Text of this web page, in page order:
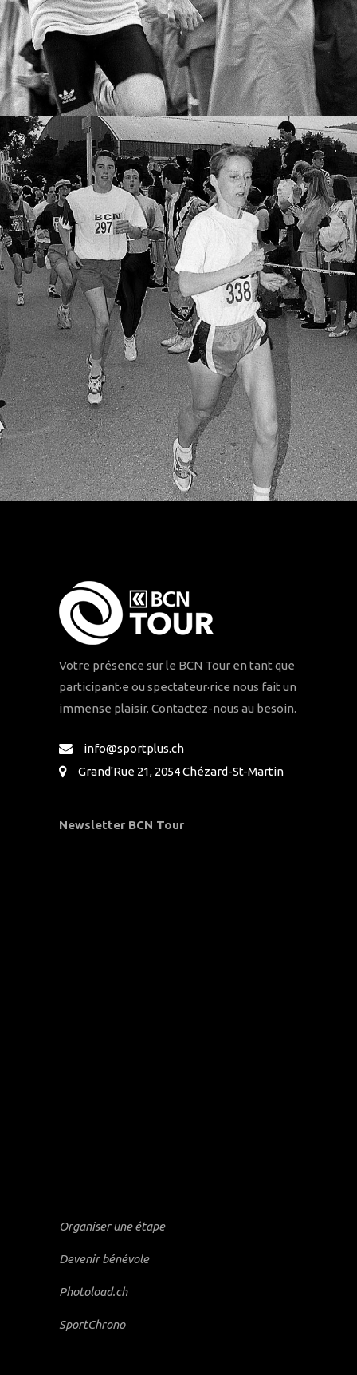
Votre présence sur le BCN Tour en tant que
participant·e ou spectateur·rice nous fait un
immense plaisir. Contactez-nous au besoin.
info@sportplus.ch
Grand'Rue 21, 2054 Chézard-St-Martin
Newsletter BCN Tour
Organiser une étape
Devenir bénévole
Photoload.ch
SportChrono